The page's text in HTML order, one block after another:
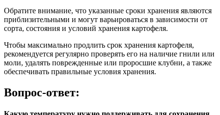
Обратите внимание, что указанные сроки хранения являются
приблизительными и могут варьироваться в зависимости от
сорта, состояния и условий хранения картофеля.
Чтобы максимально продлить срок хранения картофеля,
рекомендуется регулярно проверять его на наличие гнили или
моли, удалять поврежденные или проросшие клубни, а также
обеспечивать правильные условия хранения.
Вопрос-ответ: